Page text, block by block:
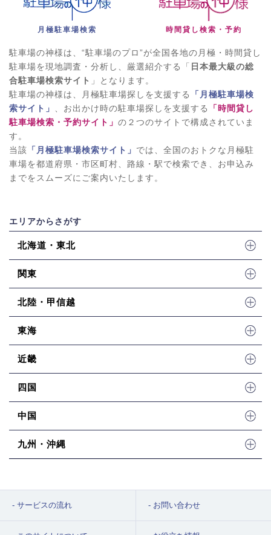
月極駐車場検索 時間貸し検索・予約
駐車場の神様は、“駐車場のプロ”が全国各地の月極・時間貸し
駐車場を現地調査・分析し、厳選紹介する「 日本最大級の総
合駐車場検索サイト 」となります。
駐車場の神様は、月極駐車場探しを支援する
「月極駐車場検
索サイト」
、お出かけ時の駐車場探しを支援する
「時間貸し
駐車場検索・予約サイト」 の２つのサイトで構成されていま
す。
当該 「月極駐車場検索サイト」 では、全国のおトクな月極駐
車場を都道府県・市区町村、路線・駅で検索でき、お申込み
までをスムーズにご案内いたします。
エリアからさがす
北海道・東北
関東
北陸・甲信越
東海
近畿
四国
中国
九州・沖縄
サービスの流れ お問い合わせ